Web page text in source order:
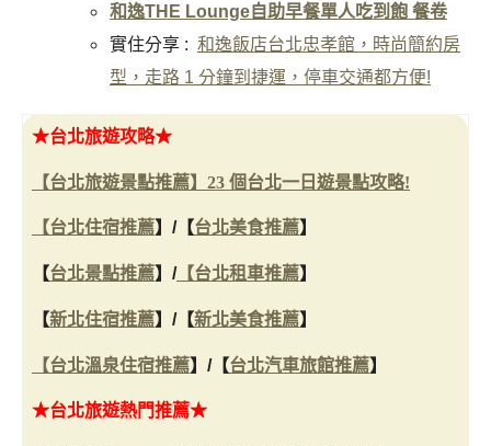
和逸THE Lounge自助早餐單人吃到飽 餐卷
實住分享 : 和逸飯店台北忠孝館，時尚簡約房
型，走路 1 分鐘到捷運，停車交通都方便!
★台北旅遊攻略★
【台北旅遊景點推薦】23 個台北一日遊景點攻略!
【台北住宿推薦】 /【台北美食推薦】
【台北景點推薦】/【台北租車推薦】
【新北住宿推薦】/【新北美食推薦】
【台北溫泉住宿推薦】/【台北汽車旅館推薦】
★台北旅遊熱門推薦★